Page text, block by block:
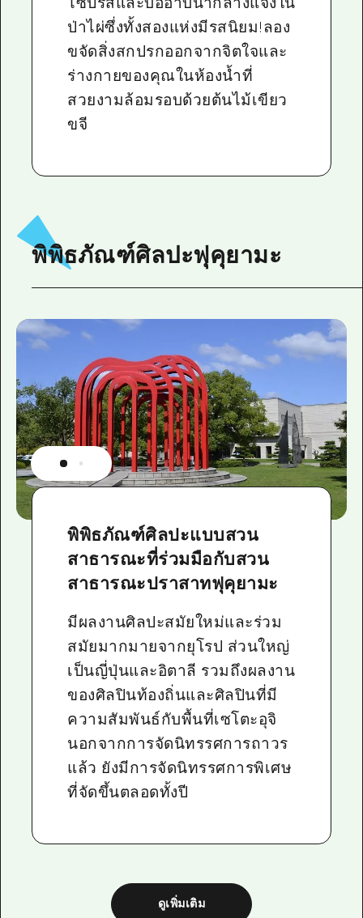
ป่าไผ่ซึ่งทั้งสองแห่งมีรสนิยม!ลอง
ขจัดสิ่งสกปรกออกจากจิตใจและ
ร่างกายของคุณในห้องน้ำที่
สวยงามล้อมรอบด้วยต้นไม้เขียว
ขจี
พิพิธภัณฑ์ศิลปะฟุคุยามะ
พิพิธภัณฑ์ศิลปะแบบสวน
สาธารณะที่ร่วมมือกับสวน
สาธารณะปราสาทฟุคุยามะ
มีผลงานศิลปะสมัยใหม่และร่วม
สมัยมากมายจากยุโรป ส่วนใหญ่
เป็นญี่ปุ่นและอิตาลี รวมถึงผลงาน
ของศิลปินท้องถิ่นและศิลปินที่มี
ความสัมพันธ์กับพื้นที่เซโตะอุจิ
นอกจากการจัดนิทรรศการถาวร
แล้ว ยังมีการจัดนิทรรศการพิเศษ
ที่จัดขึ้นตลอดทั้งปี
ดูเพิ่มเติม